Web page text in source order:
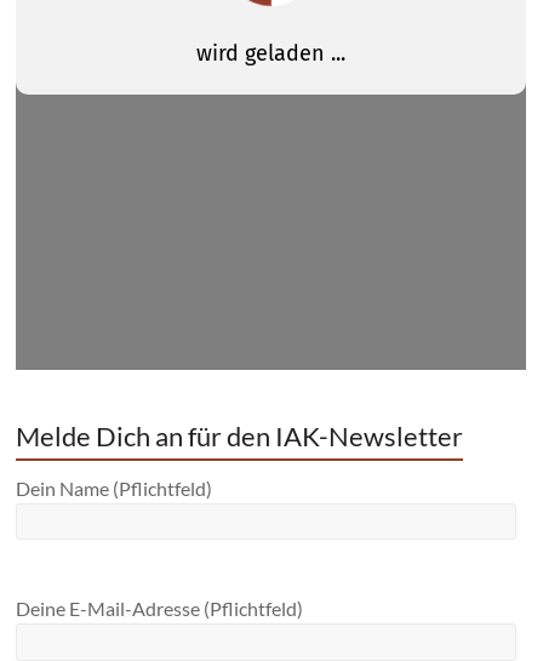
Melde Dich an für den IAK-Newsletter
Dein Name (Pflichtfeld)
Deine E-Mail-Adresse (Pflichtfeld)